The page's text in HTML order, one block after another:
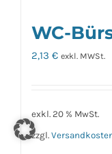
WC-
2,13 € exkl. MWSt.
exkl. 20 % MwSt.
zzgl.